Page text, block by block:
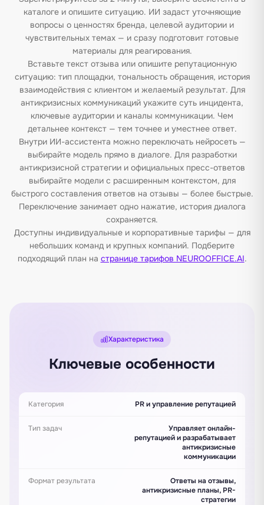
каталоге и опишите ситуацию. ИИ задаст уточняющие
вопросы о ценностях бренда, целевой аудитории и
чувствительных темах — и сразу подготовит готовые
материалы для реагирования.
Вставьте текст отзыва или опишите репутационную
ситуацию: тип площадки, тональность обращения, история
взаимодействия с клиентом и желаемый результат. Для
антикризисных коммуникаций укажите суть инцидента,
ключевые аудитории и каналы коммуникации. Чем
детальнее контекст — тем точнее и уместнее ответ.
Внутри ИИ-ассистента можно переключать нейросеть —
выбирайте модель прямо в диалоге. Для разработки
антикризисной стратегии и официальных пресс-ответов
выбирайте модели с расширенным контекстом, для
быстрого составления ответов на отзывы — более быстрые.
Переключение занимает одно нажатие, история диалога
сохраняется.
Доступны индивидуальные и корпоративные тарифы — для
небольших команд и крупных компаний. Подберите
подходящий план на странице тарифов NEUROOFFICE.AI.
Характеристика
Ключевые особенности
Категория PR и управление репутацией
Тип задач
Управляет онлайн-
репутацией и разрабатывает
антикризисные
коммуникации
Формат результата
Ответы на отзывы,
антикризисные планы, PR-
стратегии